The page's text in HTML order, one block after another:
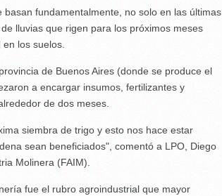
fundamentalmente, no solo en las últimas
lluvias que rigen para los próximos meses
los suelos.
de Buenos Aires (donde se produce el
a encargar insumos, fertilizantes y
de dos meses.
siembra de trigo y esto nos hace estar
sean beneficiados", comentó a LPO, Diego
Molinera (FAIM).
fue el rubro agroindustrial que mayor